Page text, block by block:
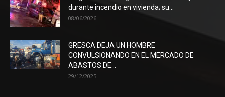
durante incendio en vivienda; su...
08/06/2026
GRESCA DEJA UN HOMBRE
CONVULSIONANDO EN EL MERCADO DE
ABASTOS DE...
29/12/2025